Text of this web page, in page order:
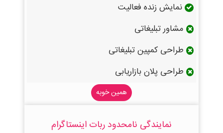
نمایش زنده فعالیت
مشاور تبلیغاتی
طراحی کمپین تبلیغاتی
طراحی پلان بازاریابی
همین خوبه
نمایندگی نامحدود ربات اینستاگرام